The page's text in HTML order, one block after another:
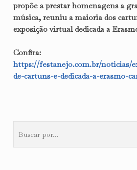
propõe a prestar homenagens a
música, reuniu a maioria dos
exposição virtual dedicada a
Confira:
https://festanejo.com.br/noticias/
de-cartuns-e-dedicada-a-erasmo-